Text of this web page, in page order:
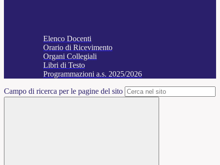
Elenco Docenti
Orario di Ricevimento
Organi Collegiali
Libri di Testo
Programmazioni a.s. 2025/2026
Campo di ricerca per le pagine del sito